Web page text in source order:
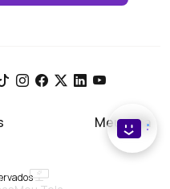
Meu Tela